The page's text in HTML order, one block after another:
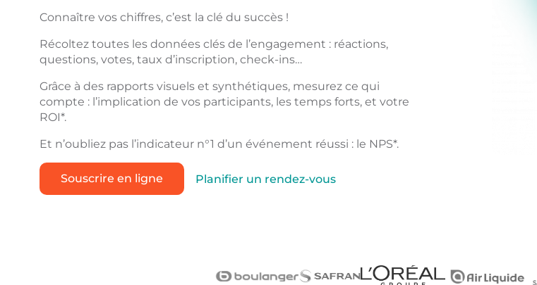
Connaître vos chiffres, c’est la clé du succès !
Récoltez toutes les données clés de l’engagement : réactions,
questions, votes, taux d’inscription, check-ins…
Grâce à des rapports visuels et synthétiques, mesurez ce qui
compte : l’implication de vos participants, les temps forts, et votre
ROI*.
Et n’oubliez pas l’indicateur n°1 d’un événement réussi : le NPS*.
Souscrire en ligne Planifier un rendez-vous